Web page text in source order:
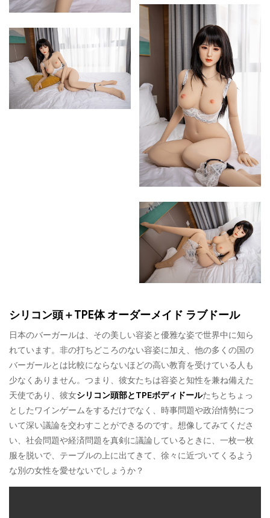
シリコン頭＋TPE体 オーダーメイド ラブドール
日本のバーガールは、その美しい容姿と優雅な姿で世界中に知ら
れています。非の打ちどころのない容姿に加え、他の多くの国の
バーガールとは比較にならないほどの高い教育を受けている人も
少なくありません。つまり、彼女たちは容姿と知性を兼ね備えた
天使であり、彼女シリコン頭部とTPEボディドールたちとちょっ
としたワインゲームをするだけでなく、時事問題や政治情勢につ
いて深い議論を交わすことができるのです。想像してみてくださ
い、社会問題や経済問題を真剣に議論しているときに、一枚一枚
服を脱いで、テーブルの上に出てきて、徐々に近づいてくるよう
な別の女性を愛せないでしょうか？